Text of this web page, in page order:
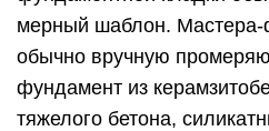
мерный шаблон.
обычно вручную
фундамент из
тяжелого бетона,